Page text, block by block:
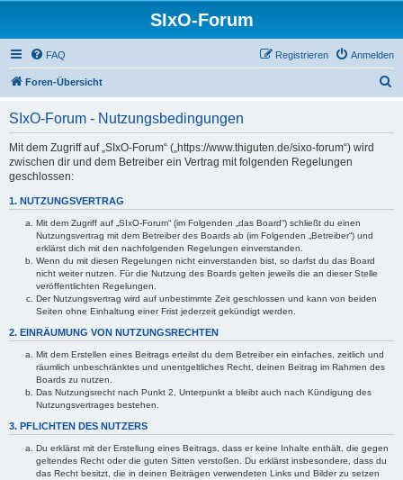
SIxO-Forum
FAQ Anmelden
Registrieren
Foren-Übersicht
SIxO-Forum - Nutzungsbedingungen
Mit dem Zugriff auf „SIxO-Forum“ („https://www.thiguten.de/sixo-forum“) wird
zwischen dir und dem Betreiber ein Vertrag mit folgenden Regelungen
geschlossen:
1. NUTZUNGSVERTRAG
Mit dem Zugriff auf „SIxO-Forum“ (im Folgenden „das Board“) schließt du einen
Nutzungsvertrag mit dem Betreiber des Boards ab (im Folgenden „Betreiber“) und
erklärst dich mit den nachfolgenden Regelungen einverstanden.
Wenn du mit diesen Regelungen nicht einverstanden bist, so darfst du das Board
nicht weiter nutzen. Für die Nutzung des Boards gelten jeweils die an dieser Stelle
veröffentlichten Regelungen.
Der Nutzungsvertrag wird auf unbestimmte Zeit geschlossen und kann von beiden
Seiten ohne Einhaltung einer Frist jederzeit gekündigt werden.
2. EINRÄUMUNG VON NUTZUNGSRECHTEN
Mit dem Erstellen eines Beitrags erteilst du dem Betreiber ein einfaches, zeitlich und
räumlich unbeschränktes und unentgeltliches Recht, deinen Beitrag im Rahmen des
Boards zu nutzen.
Das Nutzungsrecht nach Punkt 2, Unterpunkt a bleibt auch nach Kündigung des
Nutzungsvertrages bestehen.
3. PFLICHTEN DES NUTZERS
Du erklärst mit der Erstellung eines Beitrags, dass er keine Inhalte enthält, die gegen
geltendes Recht oder die guten Sitten verstoßen. Du erklärst insbesondere, dass du
das Recht besitzt, die in deinen Beiträgen verwendeten Links und Bilder zu setzen